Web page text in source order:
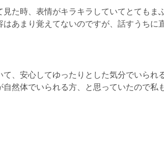
見た時、表情がキラキラしていてとてもま
はあまり覚えてないのですが、話すうちに
て、安心してゆったりとした気分でいられ
自然体でいられる方、と思っていたので私